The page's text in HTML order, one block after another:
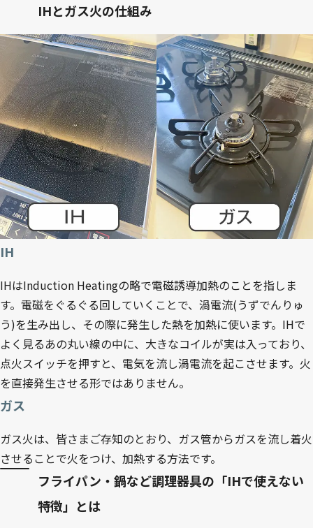
IHとガス火の仕組み
IH
IHはInduction Heatingの略で電磁誘導加熱のことを指しま
す。電磁をぐるぐる回していくことで、渦電流(うずでんりゅ
う)を生み出し、その際に発生した熱を加熱に使います。IHで
よく見るあの丸い線の中に、大きなコイルが実は入っており、
点火スイッチを押すと、電気を流し渦電流を起こさせます。火
を直接発生させる形ではありません。
ガス
ガス火は、皆さまご存知のとおり、ガス管からガスを流し着火
させることで火をつけ、加熱する方法です。
フライパン・鍋など調理器具の「IHで使えない
特徴」とは